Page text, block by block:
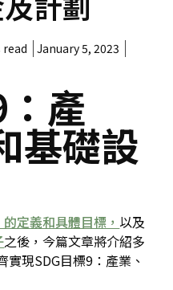
January 5, 2023
產
基礎設
定義和具體目標， 以及
之後，今篇文章將介紹多
現SDG目標9：產業、